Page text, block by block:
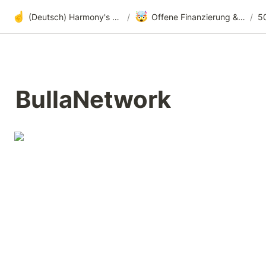
☝️ (Deutsch) Harmony's offene Entwicklung / 🤯 Offene Finanzierung & radikale Transparenz /
BullaNetwork